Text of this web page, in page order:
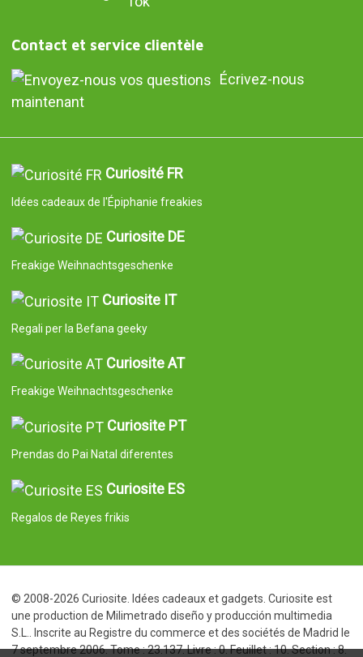
Contact et service clientèle
Écrivez-nous
maintenant
Curiosité FR
Idées cadeaux de l'Épiphanie freakies
Curiosite DE
Freakige Weihnachtsgeschenke
Curiosite IT
Regali per la Befana geeky
Curiosite AT
Freakige Weihnachtsgeschenke
Curiosite PT
Prendas do Pai Natal diferentes
Curiosite ES
Regalos de Reyes frikis
© 2008-2026 Curiosite. Idées cadeaux et gadgets. Curiosite est
une production de Milimetrado diseño y producción multimedia
S.L.. Inscrite au Registre du commerce et des sociétés de Madrid le
7 septembre 2006. Tome : 23.137. Livre : 0. Feuillet : 10. Section : 8.